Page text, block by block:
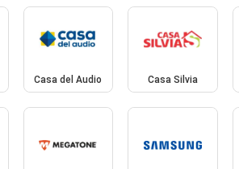
Casa del Audio Casa Silvia